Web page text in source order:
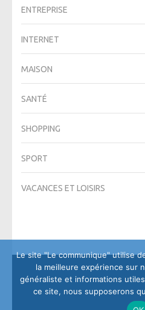
ENTREPRISE
INTERNET
MAISON
SANTÉ
SHOPPING
SPORT
VACANCES ET LOISIRS
Le site "Le communique" utilise
la meilleure expérience sur
généraliste et informations
ce site, nous supposerons